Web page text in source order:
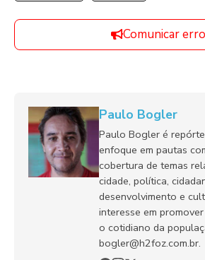
Comunicar erro
Paulo Bogler
Paulo Bogler é
enfoque em pautas
cobertura de temas
cidade, política,
desenvolvimento e
interesse em
o cotidiano da
bogler@h2foz.com.br.